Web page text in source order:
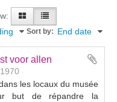
Sort by: End date
voor allen
les locaux du musée
but de répandre la